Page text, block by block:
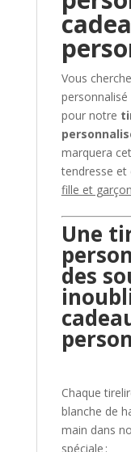
Vous
personnalisé
pour notre
marquera
tendresse et
fille et
Une
des
Chaque
blanche de
main dans
spéciale :